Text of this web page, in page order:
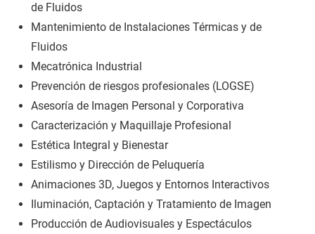
de Fluidos
Mantenimiento de Instalaciones Térmicas y de
Fluidos
Mecatrónica Industrial
Prevención de riesgos profesionales (LOGSE)
Asesoría de Imagen Personal y Corporativa
Caracterización y Maquillaje Profesional
Estética Integral y Bienestar
Estilismo y Dirección de Peluquería
Animaciones 3D, Juegos y Entornos Interactivos
Iluminación, Captación y Tratamiento de Imagen
Producción de Audiovisuales y Espectáculos